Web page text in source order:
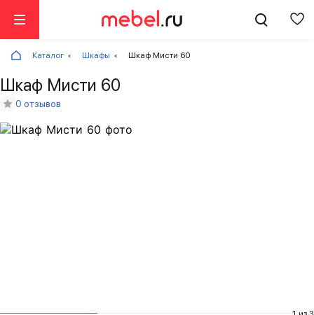
Каталог Шкафы Шкаф Мисти 60
Шкаф Мисти 60
0 отзывов